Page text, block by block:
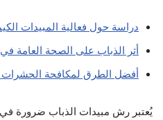
دراسة حول فعالية المبيدات
أثر الذباب على الصحة العامة
أفضل الطرق لمكافحة الحشرات
يُعتبر رش مبيدات الذباب ضرورة